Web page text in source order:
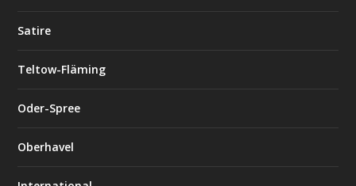
Satire
Teltow-Fläming
Oder-Spree
Oberhavel